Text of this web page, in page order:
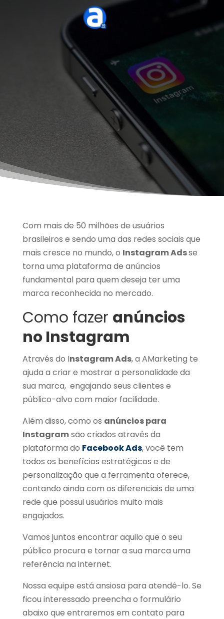
Rede Socialque mais cresce
no mundo e fundamental para
quem deseja ter sua marca
reconhecida no mercado.
Com mais de 50 milhões de usuários
brasileiros e sendo uma das redes sociais que
mais cresce no mundo, o Instagram Adsse
torna uma plataforma de anúncios
fundamental para quem deseja ter uma
marca reconhecida no mercado.
Como fazer anúncios
no Instagram
Através do Instagram Ads, a AMarketing te
ajuda a criar e mostrar a personalidade da
sua marca, engajando seus clientes e
público-alvo com maior facilidade.
Além disso, como os anúncios para
Instagramsão criados através da
plataforma do Facebook Ads, você tem
todos os benefícios estratégicos e de
personalização que a ferramenta oferece,
contando ainda com os diferenciais de uma
rede que possui usuários muito mais
engajados.
Vamos juntos encontrar aquilo que o seu
público procura e tornar a sua marca uma
referência na internet.
Nossa equipe está ansiosa para atendê-lo. Se
ficou interessado preencha o formulário
abaixo que entraremos em contato para